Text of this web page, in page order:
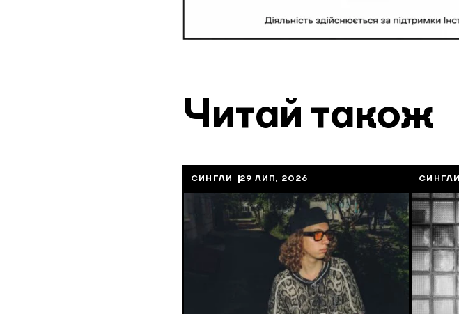
Читай також
СИНГЛИ 29 ЛИП, 2026 СИНГЛИ